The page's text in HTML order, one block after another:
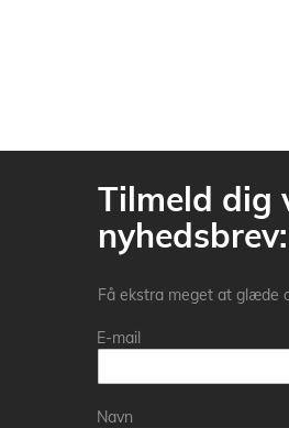
Tilmeld dig
nyhedsbrev:
Få ekstra meget at glæde
E-mail
Navn